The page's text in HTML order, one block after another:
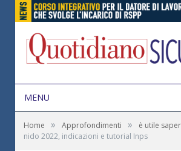
MENU
Home » Approfondimenti » è utile
nido 2022, indicazioni e tutorial Inps